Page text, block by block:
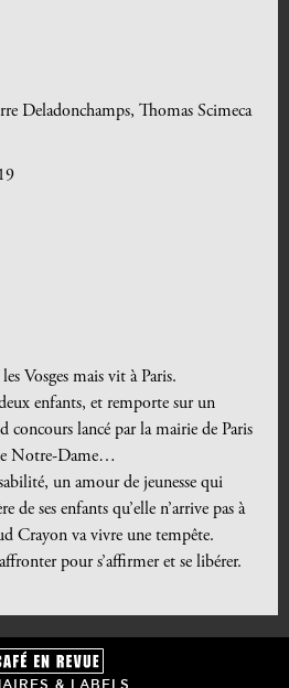
Deladonchamps, Thomas Scimeca
Vosges mais vit à Paris.
enfants, et remporte sur un
concours lancé par la mairie de Paris
Notre-Dame…
un amour de jeunesse qui
ses enfants qu’elle n’arrive pas à
Crayon va vivre une tempête.
pour s’affirmer et se libérer.
& LABELS